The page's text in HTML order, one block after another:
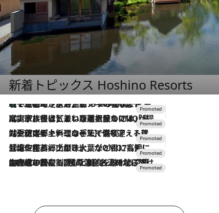
新着トピックス Hoshino Resorts
2026.8.7
【トンボの足水浴】ヒノキの香りに包まれて涼感マックス！約13℃の湧水かけ流しを避暑地「星野温泉 トンボの湯」で体験
2026.7.31
【ホテル帰省】という選択肢をOMOが提案。家族とほどよい距離を保つには「昼は実家、夜は気兼ねなくホテルで！」
2026.7.24
【夏限定ディナーコース】旬を迎える稚鮎や花ズッキーニなどをイタリア・トスカーナの郷土料理の手法で満喫！
2026.7.17
「土佐和ハーブかき氷」がOMO7高知に登場！生姜、山椒、大葉など目にも舌にも涼を呼ぶ郷土の味
2026.7.10
NEW OPEN！【界 草津】名湯の地に誕生。趣の異なる2種の温泉と上州ならではの会席・蕎麦割烹など美食を味わう究極の癒やし旅